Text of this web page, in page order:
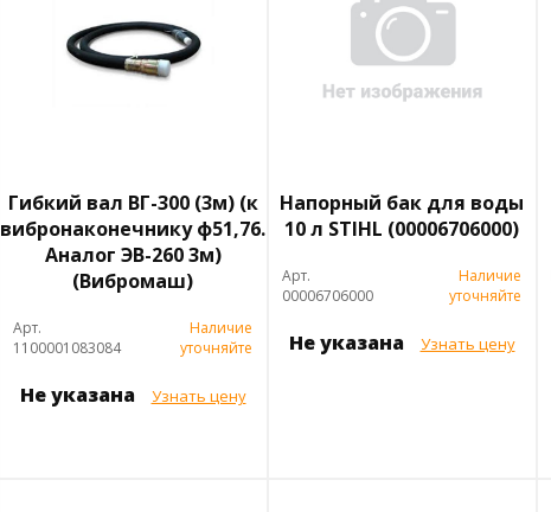
Гибкий вал ВГ-300 (3м) (к
вибронаконечнику ф51,76.
Аналог ЭВ-260 3м)
(Вибромаш)
Арт.
1100001083084
Наличие
уточняйте
Не указана Узнать цену
Напорный бак для воды
10 л STIHL (00006706000)
Арт.
00006706000
Наличие
уточняйте
Не указана Узнать цену